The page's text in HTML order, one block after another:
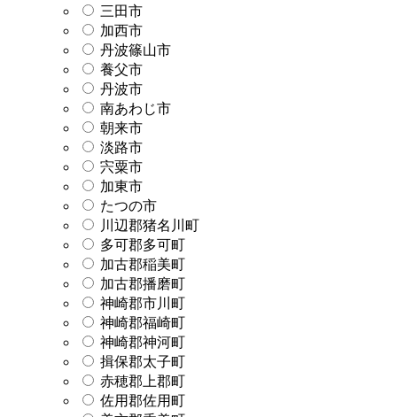
三田市
加西市
丹波篠山市
養父市
丹波市
南あわじ市
朝来市
淡路市
宍粟市
加東市
たつの市
川辺郡猪名川町
多可郡多可町
加古郡稲美町
加古郡播磨町
神崎郡市川町
神崎郡福崎町
神崎郡神河町
揖保郡太子町
赤穂郡上郡町
佐用郡佐用町